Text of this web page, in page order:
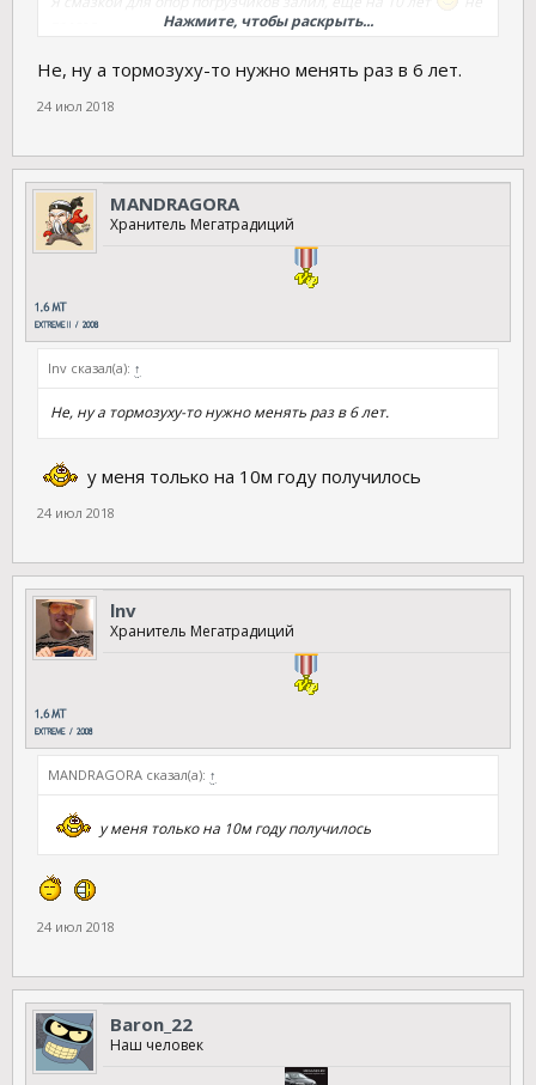
Нажмите, чтобы раскрыть...
Не, ну а тормозуху-то нужно менять раз в 6 лет.
24 июл 2018
MANDRAGORA
Хранитель Мегатрадиций
lnv сказал(а): ↑
Не, ну а тормозуху-то нужно менять раз в 6 лет.
у меня только на 10м году получилось
24 июл 2018
lnv
Хранитель Мегатрадиций
MANDRAGORA сказал(а): ↑
у меня только на 10м году получилось
24 июл 2018
Baron_22
Наш человек